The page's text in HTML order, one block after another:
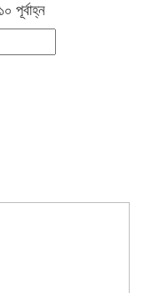
পূর্বাহ্ন